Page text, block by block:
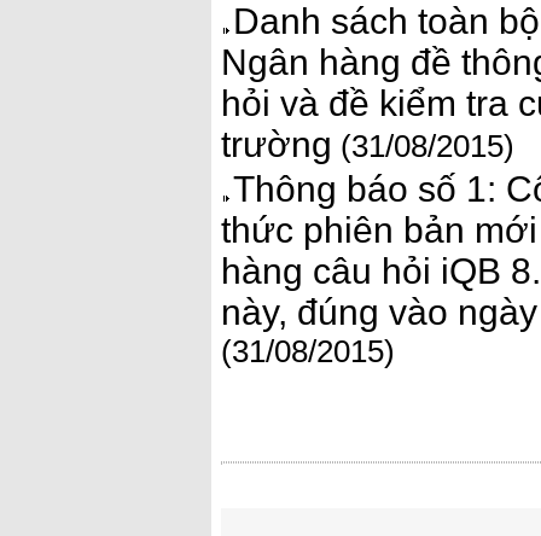
Danh sách toàn
Ngân hàng đề
hỏi và đề kiểm tra
trường (31/08/2015)
Thông báo số 1:
thức phiên bản
hàng câu hỏi iQB
này, đúng vào
(31/08/2015)